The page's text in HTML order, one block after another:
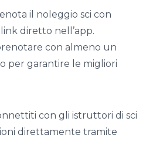
il noleggio sci con
diretto nell’app.
con almeno un
per garantire le migliori
con gli istruttori di sci
direttamente tramite